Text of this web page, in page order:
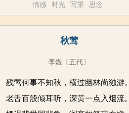
情感 时光 写景 思念
秋莺
李煜 〔五代〕
残莺何事不知秋，横过幽林尚独游。
老舌百般倾耳听，深黄一点入烟流。